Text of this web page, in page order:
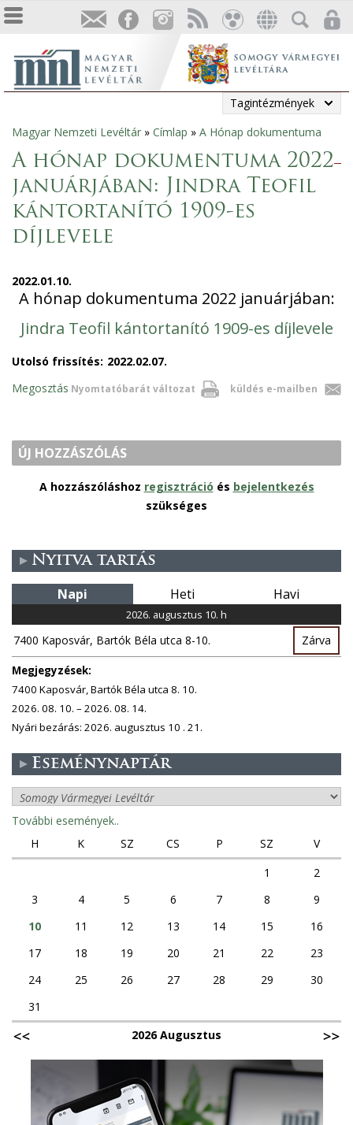
Tagintézmények
Jelenlegi
hely
Magyar Nemzeti Levéltár » Címlap » A Hónap dokumentuma
A hónap dokumentuma 2022
januárjában: Jindra Teofil
kántortanító 1909-es
díjlevele
2022.01.10.
A hónap dokumentuma 2022 januárjában:
Jindra Teofil kántortanító 1909-es díjlevele
Utolsó frissítés: 2022.02.07.
Nyomtatóbarát változat küldés e-mailben
Megosztás
ÚJ HOZZÁSZÓLÁS
A hozzászóláshoz regisztráció és bejelentkezés
szükséges
Nyitva tartás
Napi Heti Havi
2026. augusztus 10. h
7400 Kaposvár, Bartók Béla utca 8-10. Zárva
Megjegyzések:
7400 Kaposvár, Bartók Béla utca 8. 10.
2026. 08. 10. – 2026. 08. 14.
Nyári bezárás: 2026. augusztus 10 . 21.
Eseménynaptár
További események..
H
K SZ CS P SZ
V
1
2
3
4 5 6 7 8
9
10
11 12 13 14 15
16
17
18 19 20 21 22
23
24
25 26 27 28 29
30
31
2026 Augusztus